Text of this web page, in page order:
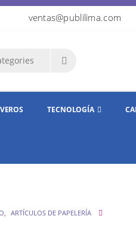
ventas@publilima.com
TECNOLOGÍA
, ARTÍCULOS DE PAPELERÍA